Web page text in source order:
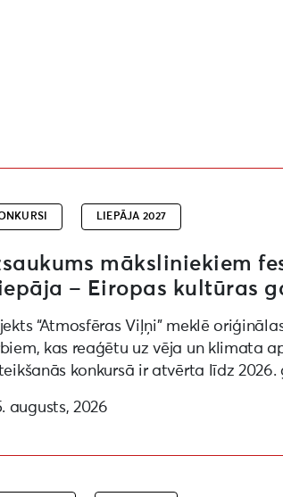
LIEPĀJA 2027
māksliniekiem
– Eiropas kultūras
“Atmosfēras Viļņi” meklē
kas reaģētu uz vēja un klimata
konkursā ir atvērta līdz
augusts, 2026